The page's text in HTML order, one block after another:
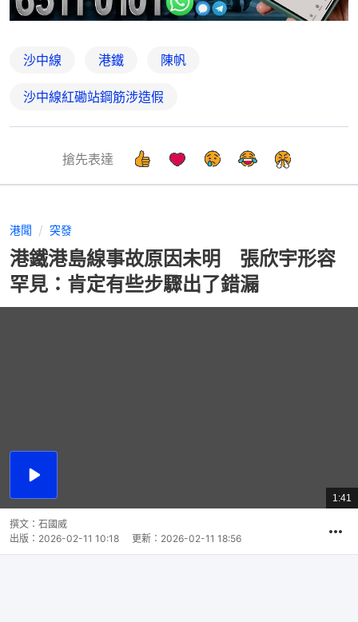
沙中線 港鐵 陳帆
沙中線紅磡站鋼筋涉造假
搶先表達
港聞 突發
港鐵港島線事故原因未明 張欣宇形容
罕見：肯定有些步驟出了錯漏
播
總
共
1:41
撰文： 石國威
出版： 2026-02-11 10:18 更新： 2026-02-11 18:56